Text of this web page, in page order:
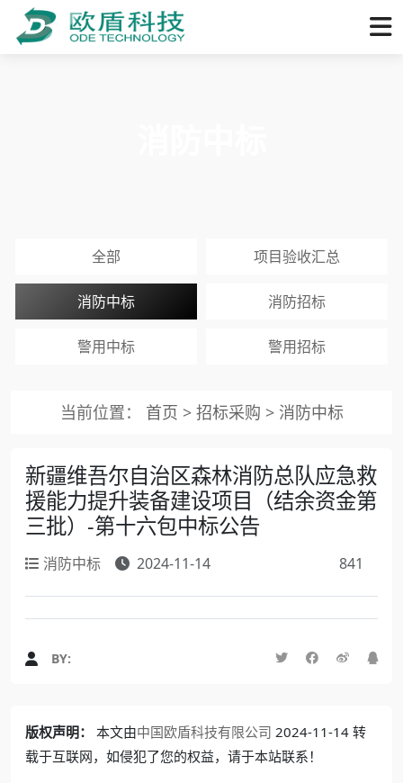
全部 项目验收汇总
消防中标 消防招标
警用中标 警用招标
当前位置： 首页 > 招标采购 > 消防中标
新疆维吾尔自治区森林消防总队应急救
援能力提升装备建设项目（结余资金第
三批）-第十六包中标公告
消防中标 2024-11-14 841
BY:
版权声明： 本文由中国欧盾科技有限公司 2024-11-14 转
载于互联网，如侵犯了您的权益，请于本站联系！